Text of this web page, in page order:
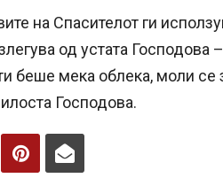
на Спасителот ги
од устата
беше мека облека, моли
Господова.